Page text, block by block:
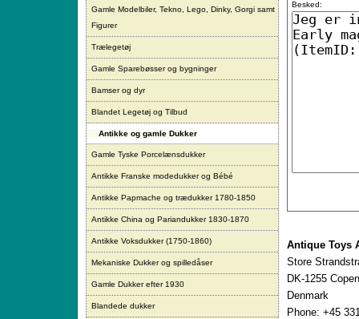
Gamle Modelbiler, Tekno, Lego, Dinky, Gorgi samt
Figurer
Trælegetøj
Gamle Sparebøsser og bygninger
Bamser og dyr
Blandet Legetøj og Tilbud
Antikke og gamle Dukker
Gamle Tyske Porcelænsdukker
Antikke Franske modedukker og Bébé
Antikke Papmache og trædukker 1780-1850
Antikke China og Pariandukker 1830-1870
Antikke Voksdukker (1750-1860)
Mekaniske Dukker og spilledåser
Gamle Dukker efter 1930
Blandede dukker
Besked:
Antique Toys
Store
DK-1255
Denmark
Phone: +45